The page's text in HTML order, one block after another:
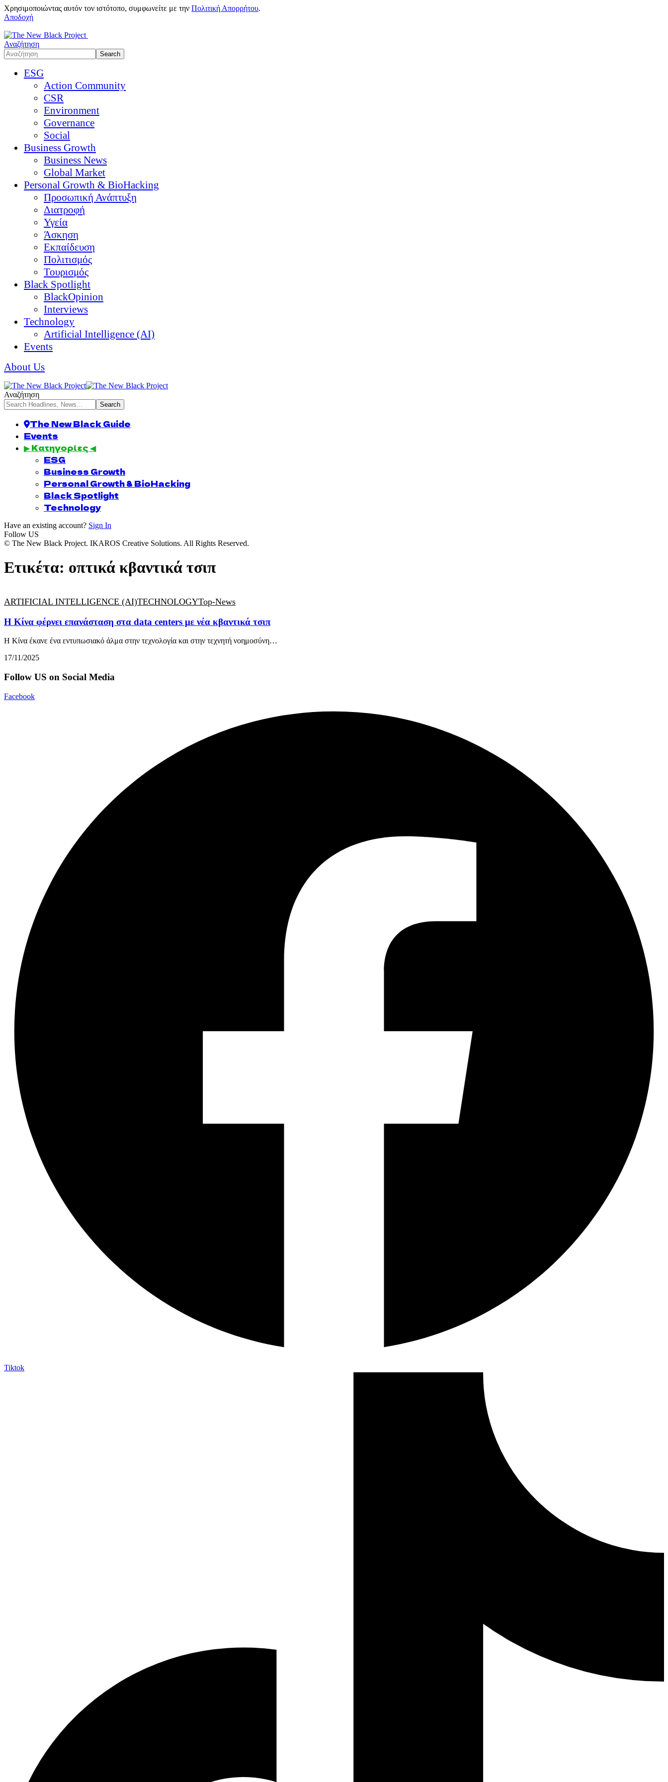
Χρησιμοποιώντας αυτόν τον ιστότοπο, συμφωνείτε με την Πολιτική Απορρήτου.
Αποδοχή
Αναζήτηση
ESG
Action Community
CSR
Environment
Governance
Social
Business Growth
Business News
Global Market
Personal Growth & BioHacking
Προσωπική Ανάπτυξη
Διατροφή
Υγεία
Άσκηση
Εκπαίδευση
Πολιτισμός
Τουρισμός
Black Spotlight
BlackOpinion
Interviews
Technology
Artificial Intelligence (AI)
Events
About Us
Αναζήτηση
The New Black Guide
Events
▶ Κατηγορίες ◀
ESG
Business Growth
Personal Growth & BioHacking
Black Spotlight
Technology
Have an existing account? Sign In
Follow US
© The New Black Project. IKAROS Creative Solutions. All Rights Reserved.
Ετικέτα: οπτικά κβαντικά τσιπ
ARTIFICIAL INTELLIGENCE (AI)TECHNOLOGYTop-News
Η Κίνα φέρνει επανάσταση στα data centers με νέα κβαντικά τσιπ
Η Κίνα έκανε ένα εντυπωσιακό άλμα στην τεχνολογία και στην τεχνητή νοημοσύνη…
17/11/2025
Follow US on Social Media
Facebook
Tiktok